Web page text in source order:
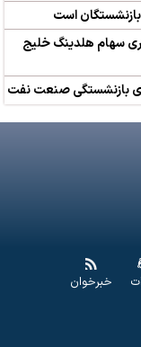
است
سهام هلدینگ خلیج
بازنشستگی صنعت نفت
خبرخوان